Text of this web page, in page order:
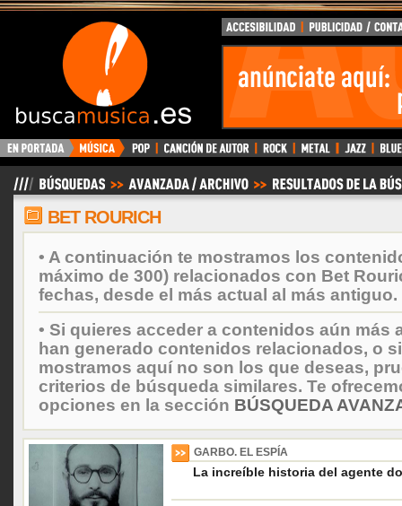
BuscaMusica.es
BET ROURICH
• A continuación te mostramos los
máximo de 300) relacionados con Bet
fechas, desde el más actual al más antiguo.
• Si quieres acceder a contenidos aún más
han generado contenidos relacionados, o
mostramos aquí no son los que deseas,
criterios de búsqueda similares. Te
opciones en la sección BÚSQUEDA
GARBO. EL ESPÍA
La increíble historia del agente